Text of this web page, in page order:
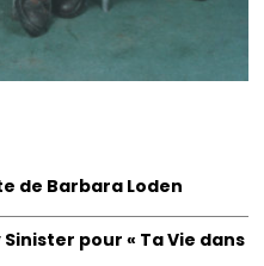
de Barbara Loden
pour « Ta Vie dans